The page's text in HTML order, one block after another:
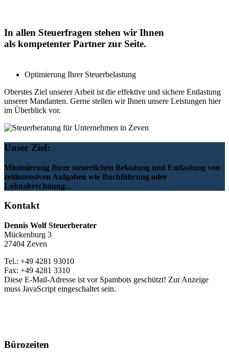
In allen Steuerfragen stehen wir Ihnen
als kompetenter Partner zur Seite.
Optimierung Ihrer Steuerbelastung
Oberstes Ziel unserer Arbeit ist die effektive und sichere Entlastung
unserer Mandanten. Gerne stellen wir Ihnen unsere Leistungen hier
im Überblick vor.
Unser Ziel:
Minimierung Ihrer steuerlichen Belastung und Entlastung von
zeitintensiven Aufgaben wie Buchführung oder
Lohnabrechnung...
Kontakt
Dennis Wolf Steuerberater
Mückenburg 3
27404 Zeven
Tel.: +49 4281 93010
Fax: +49 4281 3310
Diese E-Mail-Adresse ist vor Spambots geschützt! Zur Anzeige
muss JavaScript eingeschaltet sein.
Bürozeiten